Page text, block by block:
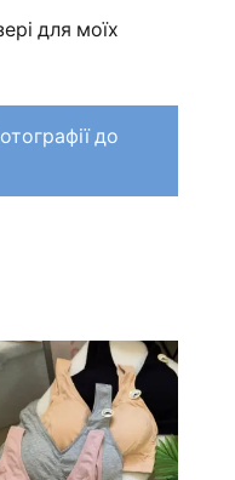
для моїх
до